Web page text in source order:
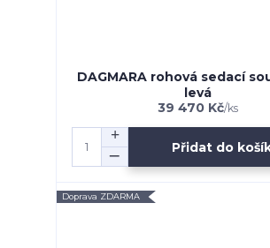
DAGMARA rohová sedací
levá
39 470 Kč/ks
Přidat do
Doprava ZDARMA